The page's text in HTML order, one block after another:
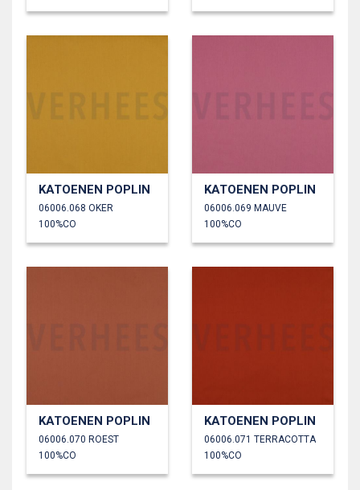
KATOENEN POPLIN
06006.068 OKER
100%CO
KATOENEN POPLIN
06006.069 MAUVE
100%CO
KATOENEN POPLIN
06006.070 ROEST
100%CO
KATOENEN POPLIN
06006.071 TERRACOTTA
100%CO